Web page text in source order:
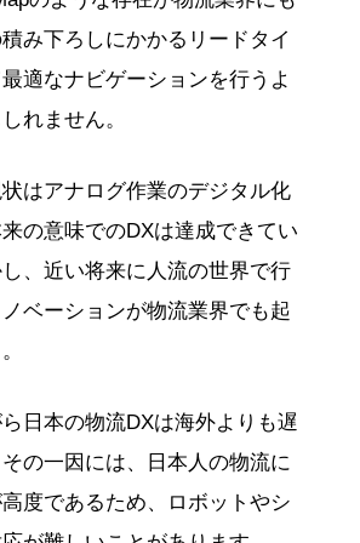
み下ろしにかかるリードタイ
適なナビゲーションを行うよ
れません。
はアナログ作業のデジタル化
の意味でのDXは達成できてい
、近い将来に人流の世界で行
ベーションが物流業界でも起
日本の物流DXは海外よりも遅
の一因には、日本人の物流に
度であるため、ロボットやシ